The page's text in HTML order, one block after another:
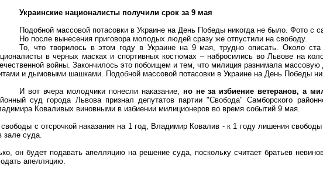
Украинские националисты получили срок за 9 мая
Подобной массовой потасовки в Украине на День Победы никогда не было. Фото с
Но после вынесения приговора молодых людей сразу же отпустили на свободу.
То, что творилось в этом году в Украине на 9 мая, трудно описать. Около ста
в черных масках и спортивных костюмах – набросились во Львове на
войны. Закончилось это побоищем и тем, что милиция разнимала
и дымовыми шашками. Подобной массовой потасовки в Украине на День Победы
И вот вчера молодчики понесли наказание, но не за избиение ветеранов, а
суд города Львова признал депутатов партии "Свобода" Самборского
Коваливых виновными в избиении милиционеров во время событий 9 мая.
с отсрочкой наказания на 1 год, Владимир Ковалив - к 1 году лишения свободы
зале суда.
, он будет подавать апелляцию на решение суда, поскольку считает братьев
апелляцию.